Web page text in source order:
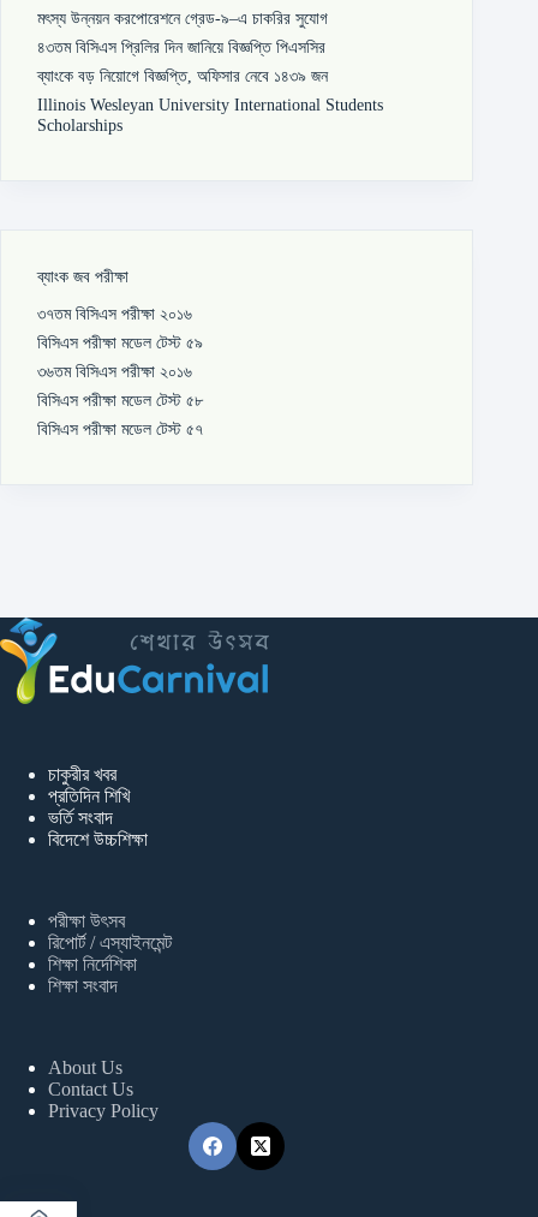
মৎস্য উন্নয়ন করপোরেশনে গ্রেড-৯–এ চাকরির সুযোগ
৪৩তম বিসিএস প্রিলির দিন জানিয়ে বিজ্ঞপ্তি পিএসসির
ব্যাংকে বড় নিয়োগে বিজ্ঞপ্তি, অফিসার নেবে ১৪৩৯ জন
Illinois Wesleyan University International Students
Scholarships
ব্যাংক জব পরীক্ষা
৩৭তম বিসিএস পরীক্ষা ২০১৬
বিসিএস পরীক্ষা মডেল টেস্ট ৫৯
৩৬তম বিসিএস পরীক্ষা ২০১৬
বিসিএস পরীক্ষা মডেল টেস্ট ৫৮
বিসিএস পরীক্ষা মডেল টেস্ট ৫৭
চাকুরীর খবর
প্রতিদিন শিখি
ভর্তি সংবাদ
বিদেশে উচ্চশিক্ষা
পরীক্ষা উৎসব
রিপোর্ট / এস্যাইনমেন্ট
শিক্ষা নির্দেশিকা
শিক্ষা সংবাদ
About Us
Contact Us
Privacy Policy